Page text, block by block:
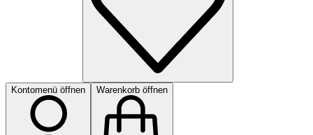
Kontomenü öffnen Warenkorb öffnen